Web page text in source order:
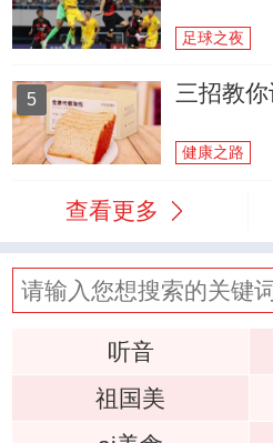
足球之夜
5 三招教
健康之路
查看更多
听音
祖国美